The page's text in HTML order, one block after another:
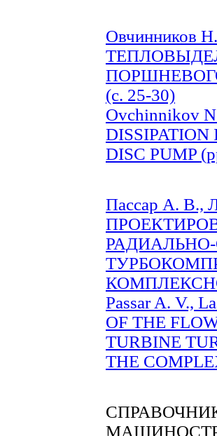
Овчинников
(c. 25-30)
Ovchinnikov
DISC PUMP
Пассар А. В.,
Passar A. V.,
OF THE
TURBINE
THE